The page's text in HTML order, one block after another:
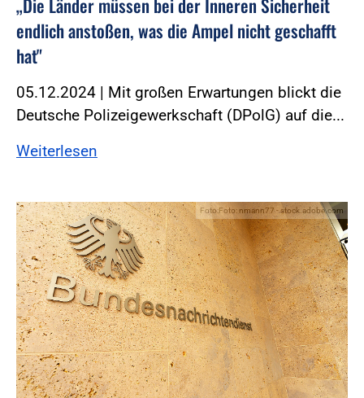
„Die Länder müssen bei der Inneren Sicherheit
endlich anstoßen, was die Ampel nicht geschafft
hat"
05.12.2024 | Mit großen Erwartungen blickt die
Deutsche Polizeigewerkschaft (DPolG) auf die...
Weiterlesen
Foto:Foto: nmann77 - stock.adobe.com